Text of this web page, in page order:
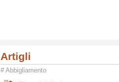
Artigli
# Abbigliamento